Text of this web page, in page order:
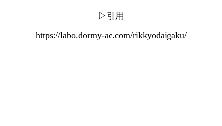
▷引用
https://labo.dormy-ac.com/rikkyodaigaku/